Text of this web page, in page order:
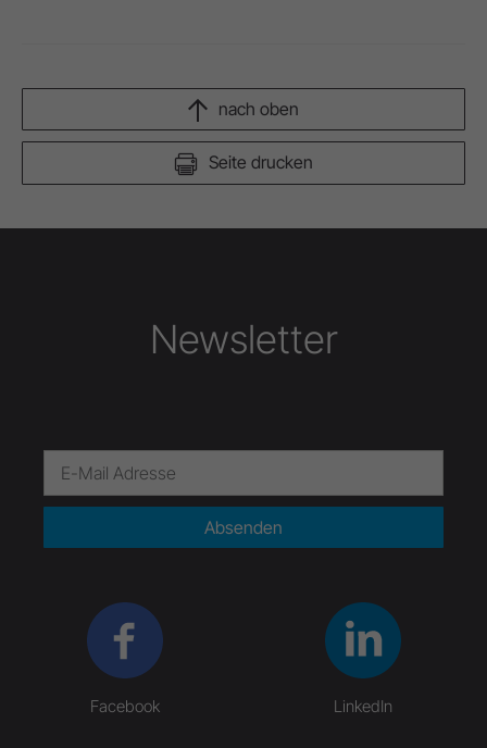
Seite drucken
nach oben
Newsletter
Absenden
Facebook LinkedIn